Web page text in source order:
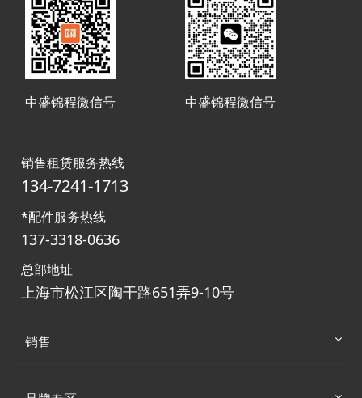
中盛锦程微信号 中盛锦程微信号
销售租赁服务热线
134-7241-1713
*配件服务热线
137-3318-0636
总部地址
上海市松江区陶干路651弄9-10号
销售